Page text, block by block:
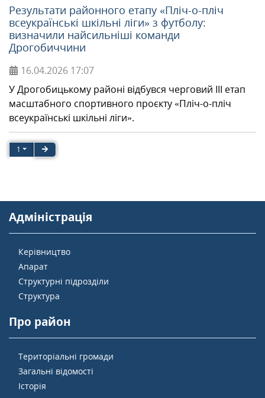
Результати районного етапу «Пліч-о-пліч
всеукраїнські шкільні ліги» з футболу:
визначили найсильніші команди
Дрогобиччини
16.04.2026 17:07
У Дрогобицькому районі відбувся черговий ІІІ етап
масштабного спортивного проєкту «Пліч-о-пліч
всеукраїнські шкільні ліги».
1
Адміністрація
Керівництво
Апарат
Структурні підрозділи
Структура
Про район
Територіальні громади
Загальні відомості
Історія